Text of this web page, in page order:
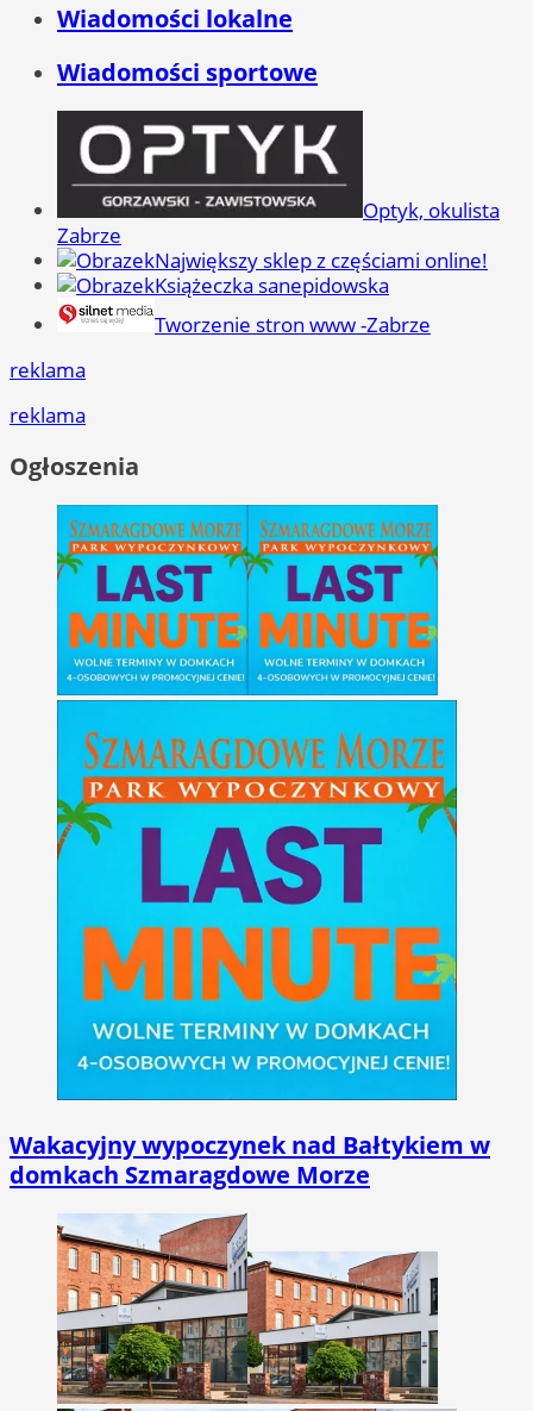
Wiadomości lokalne
Wiadomości sportowe
Optyk, okulista
Zabrze
Największy sklep z częściami online!
Książeczka sanepidowska
Tworzenie stron www -Zabrze
reklama
reklama
Ogłoszenia
Wakacyjny wypoczynek nad Bałtykiem w
domkach Szmaragdowe Morze